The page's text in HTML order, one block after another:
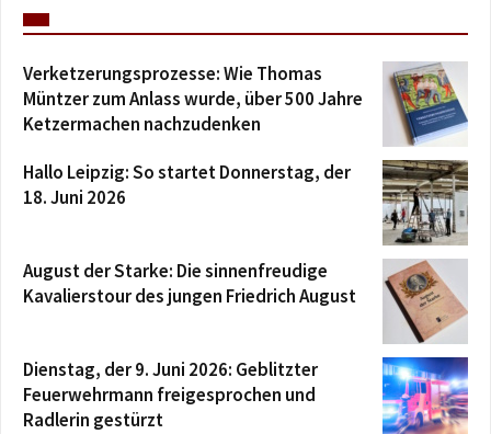
Verketzerungsprozesse: Wie Thomas
Müntzer zum Anlass wurde, über 500 Jahre
Ketzermachen nachzudenken
Hallo Leipzig: So startet Donnerstag, der
18. Juni 2026
August der Starke: Die sinnenfreudige
Kavalierstour des jungen Friedrich August
Dienstag, der 9. Juni 2026: Geblitzter
Feuerwehrmann freigesprochen und
Radlerin gestürzt